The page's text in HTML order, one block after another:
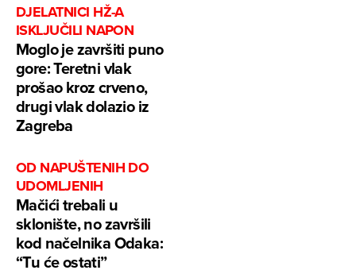
DJELATNICI HŽ-A
ISKLJUČILI NAPON
Moglo je završiti puno
gore: Teretni vlak
prošao kroz crveno,
drugi vlak dolazio iz
Zagreba
OD NAPUŠTENIH DO
UDOMLJENIH
Mačići trebali u
sklonište, no završili
kod načelnika Odaka:
“Tu će ostati”